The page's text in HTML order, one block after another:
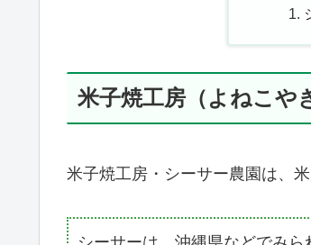
米子焼工房（よねこや
米子焼工房・シーサー農園は、